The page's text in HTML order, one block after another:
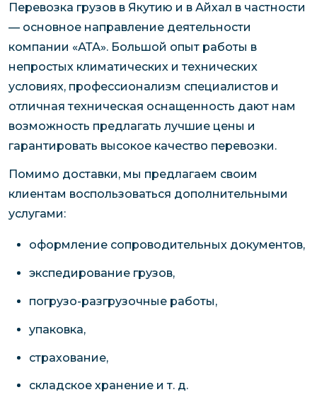
Перевозка грузов в Якутию и в Айхал в частности
— основное направление деятельности
компании «АТА». Большой опыт работы в
непростых климатических и технических
условиях, профессионализм специалистов и
отличная техническая оснащенность дают нам
возможность предлагать лучшие цены и
гарантировать высокое качество перевозки.
Помимо доставки, мы предлагаем своим
клиентам воспользоваться дополнительными
услугами:
оформление сопроводительных документов,
экспедирование грузов,
погрузо-разгрузочные работы,
упаковка,
страхование,
складское хранение и т. д.